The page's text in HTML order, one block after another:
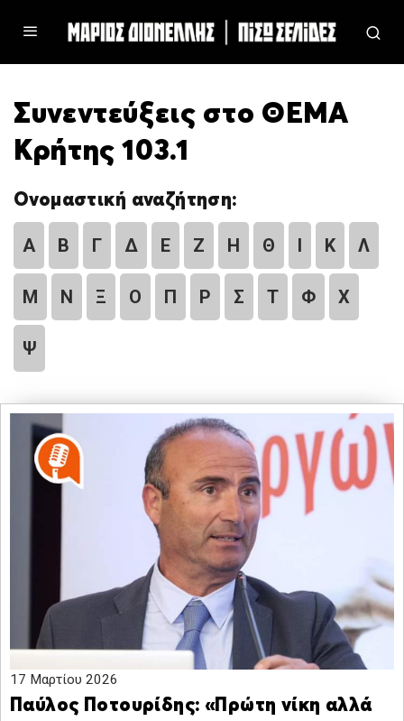
Συνεντεύξεις στο ΘΕΜΑ
Κρήτης 103.1
Ονομαστική αναζήτηση:
Α Β Γ Δ Ε Ζ Η Θ Ι Κ Λ
Μ Ν Ξ Ο Π Ρ Σ Τ Φ Χ
Ψ
17 Μαρτίου 2026
Παύλος Ποτουρίδης: «Πρώτη νίκη αλλά